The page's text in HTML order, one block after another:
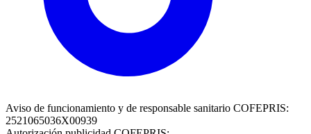
Aviso de funcionamiento y de responsable sanitario COFEPRIS:
2521065036X00939